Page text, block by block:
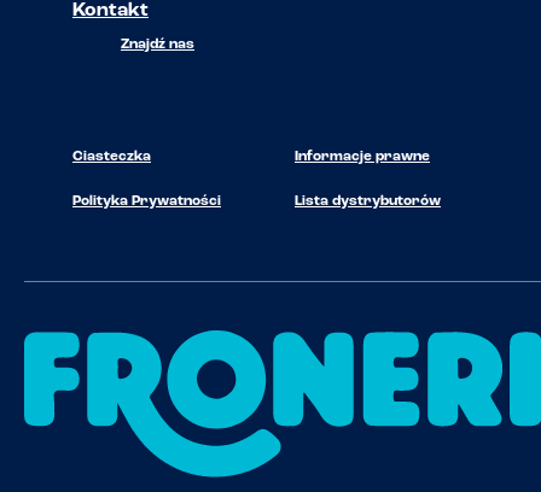
Kontakt
Znajdź nas
Ciasteczka Informacje prawne
Polityka Prywatności Lista dystrybutorów